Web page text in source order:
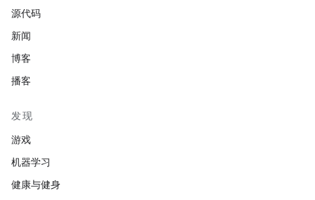
源代码
新闻
博客
播客
发现
游戏
机器学习
健康与健身